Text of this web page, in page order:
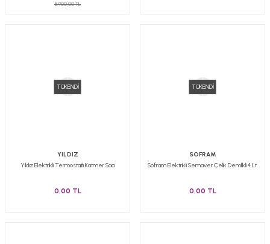
5.900,00 TL
TÜKENDİ
YILDIZ
Yıldız Elektrikli Termostatlı Katmer Sacı
0,00 TL
TÜKENDİ
SOFRAM
Sofram Elektrikli Semaver Çelik Demlikli 4 Lt.
0,00 TL